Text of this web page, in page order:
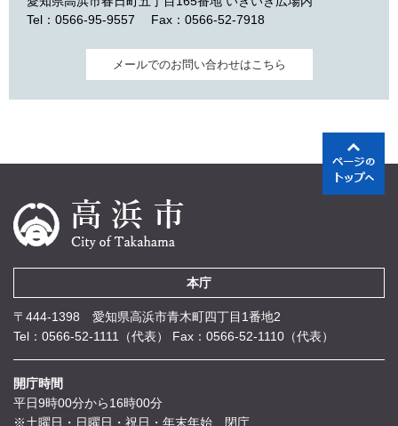
Tel：0566-95-9557
Fax：0566-52-7918
メールでのお問い合わせはこちら
本庁
〒444-1398 愛知県高浜市青木町四丁目1番地2
Tel：0566-52-1111（代表）
Fax：0566-52-1110（代表）
開庁時間
平日9時00分から16時00分
※土曜日・日曜日・祝日・年末年始 閉庁